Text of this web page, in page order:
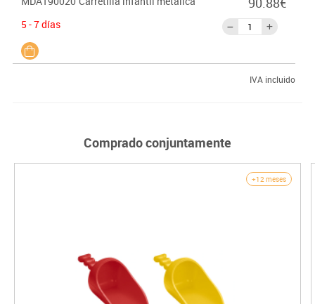
5 - 7 días
IVA incluido
Comprado conjuntamente
+12 meses